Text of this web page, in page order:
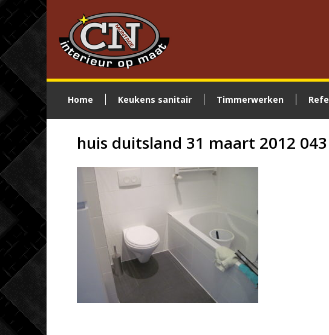
Home Keukens sanitair Timmerwerken
huis duitsland 31 maart 2012 043